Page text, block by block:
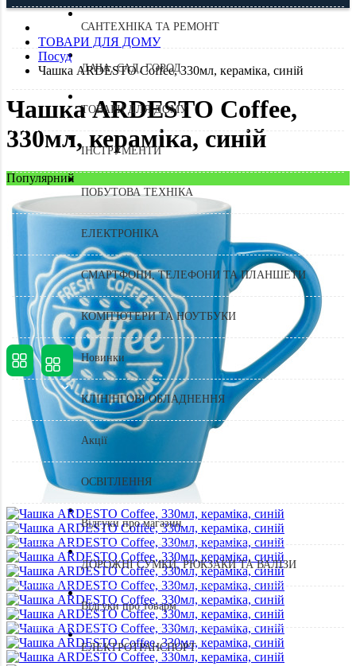
САНТЕХНІКА ТА РЕМОНТ
ДАЧА, САД, ГОРОД
ТОВАРИ ДЛЯ ДОМУ
ІНСТРУМЕНТИ
ПОБУТОВА ТЕХНІКА
ЕЛЕКТРОНІКА
СМАРТФОНИ, ТЕЛЕФОНИ ТА ПЛАНШЕТИ
КОМП'ЮТЕРИ ТА НОУТБУКИ
Новинки
КЛІНІНГОВІ ОБЛАДНЕННЯ
Акції
ОСВІТЛЕННЯ
Відгуки про магазин
ДОРОЖНІ СУМКИ, РЮКЗАКИ ТА ВАЛІЗИ
Відгуки про товарм
ЕЛЕКТРОТРАНСПОРТ
ТОВАРИ ДЛЯ ДОМУ
Посуд
Чашка ARDESTO Coffee, 330мл, кераміка, синій
Чашка ARDESTO Coffee,
330мл, кераміка, синій
Популярний